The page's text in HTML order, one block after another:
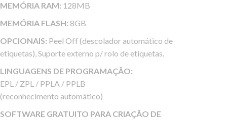
MEMÓRIA RAM: 128MB
MEMÓRIA FLASH: 8GB
OPCIONAIS: Peel Off (descolador automático de
etiquetas), Suporte externo p/ rolo de etiquetas.
LINGUAGENS DE PROGRAMAÇÃO:
EPL / ZPL / PPLA / PPLB
(reconhecimento automático)
SOFTWARE GRATUITO PARA CRIAÇÃO DE